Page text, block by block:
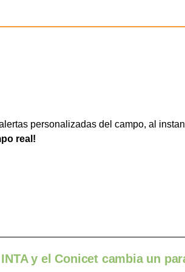
personalizadas del campo, al
real!
y el Conicet cambia un